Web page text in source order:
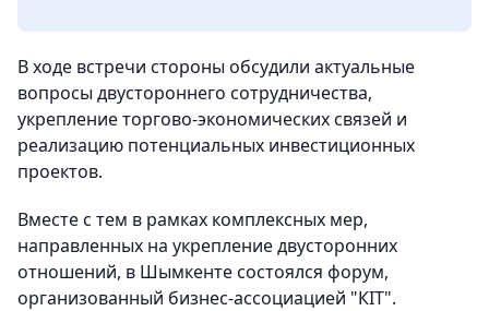
В ходе встречи стороны обсудили актуальные
вопросы двустороннего сотрудничества,
укрепление торгово-экономических связей и
реализацию потенциальных инвестиционных
проектов.
Вместе с тем в рамках комплексных мер,
направленных на укрепление двусторонних
отношений, в Шымкенте состоялся форум,
организованный бизнес-ассоциацией "КIT".